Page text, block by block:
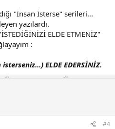
"İnsan İsterse" serileri...
yazılardı.
ELDE ETMENİZ"
:
ELDE EDERSİNİZ.
#4